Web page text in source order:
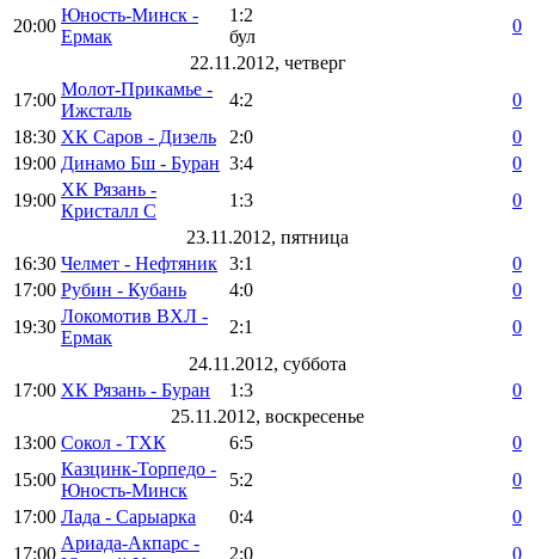
20:00
Юность-Минск -
Ермак
1:2
бул
0
22.11.2012, четверг
17:00
Молот-Прикамье -
Ижсталь
4:2
0
18:30 ХК Саров - Дизель 2:0
0
19:00 Динамо Бш - Буран 3:4
0
19:00
ХК Рязань -
Кристалл С
1:3
0
23.11.2012, пятница
16:30 Челмет - Нефтяник 3:1
0
17:00 Рубин - Кубань 4:0
0
19:30
Локомотив ВХЛ -
Ермак
2:1
0
24.11.2012, суббота
17:00 ХК Рязань - Буран 1:3
0
25.11.2012, воскресенье
13:00 Сокол - ТХК 6:5
0
15:00
Казцинк-Торпедо -
Юность-Минск
5:2
0
17:00 Лада - Сарыарка 0:4
0
17:00
Ариада-Акпарс -
2:0 0